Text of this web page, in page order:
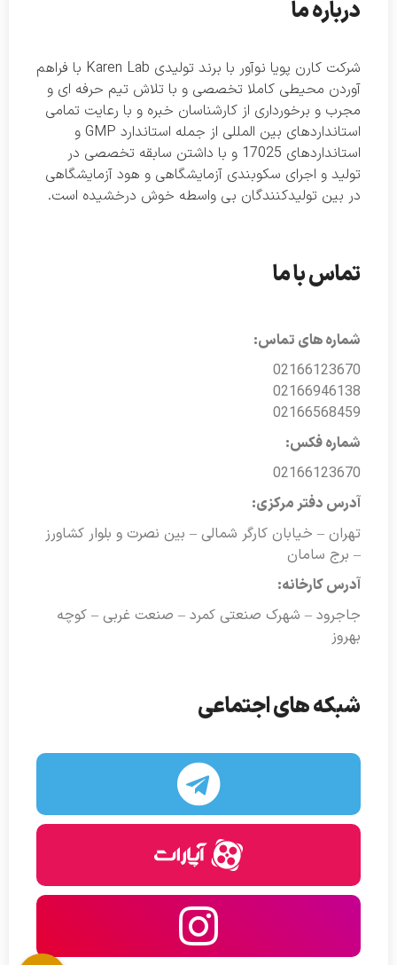
شبکه های اجتماعی
تماس با ما
شماره های تماس:
02166123670
02166946138
02166568459
شماره فکس:
02166123670
آدرس دفتر مرکزی:
تهران – خیابان کارگر شمالی – بین نصرت و بلوار کشاورز
– برج سامان
آدرس کارخانه:
جاجرود – شهرک صنعتی کمرد – صنعت غربی – کوچه
بهروز
درباره ما
شرکت کارن پویا نوآور با برند تولیدی Karen Lab با فراهم
آوردن محیطی کاملا تخصصی و با تلاش تیم حرفه ای و
مجرب و برخورداری از کارشناسان خبره و با رعایت تمامی
استانداردهای بین المللی از جمله استاندارد GMP و
استانداردهای 17025 و با داشتن سابقه تخصصی در
تولید و اجرای سکوبندی آزمایشگاهی و هود آزمایشگاهی
در بین تولیدکنندگان بی واسطه خوش درخشیده است.